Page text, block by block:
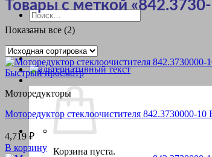
Искать:
Корзина пуста.
Товары с меткой
Показаны все (2)
Быстрый просмотр
Моторедукторы
Моторедуктор стеклоочистителя 842.3730000-
4,719 ₽
В корзину